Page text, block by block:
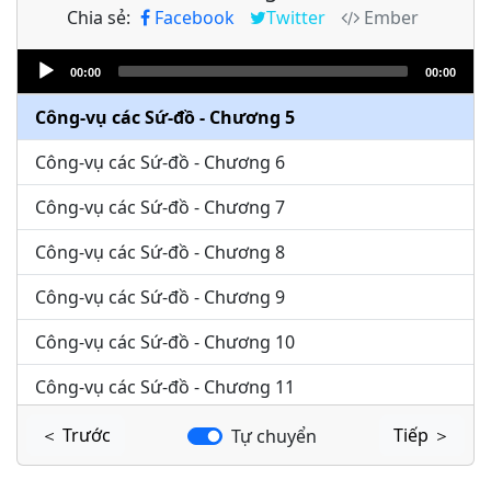
Chia sẻ: Facebook Twitter
Ember
Audio
Player
00:00 00:00
Công-vụ các Sứ-đồ - Chương 3
Công-vụ các Sứ-đồ - Chương 4
Công-vụ các Sứ-đồ - Chương 5
Công-vụ các Sứ-đồ - Chương 6
Công-vụ các Sứ-đồ - Chương 7
Công-vụ các Sứ-đồ - Chương 8
Công-vụ các Sứ-đồ - Chương 9
Công-vụ các Sứ-đồ - Chương 10
Công-vụ các Sứ-đồ - Chương 11
Công-vụ các Sứ-đồ - Chương 12
＜ Trước Tự chuyển Tiếp ＞